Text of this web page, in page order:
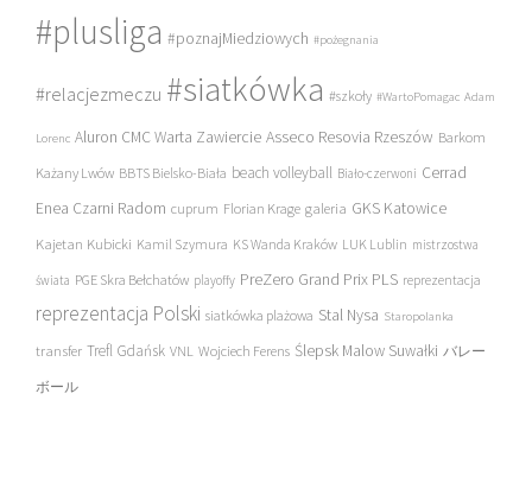
#plusliga #poznajMiedziowych #pożegnania
#relacjezmeczu #siatkówka #szkoły #WartoPomagac Adam
Lorenc Aluron CMC Warta Zawiercie Asseco Resovia Rzeszów Barkom
Każany Lwów BBTS Bielsko-Biała beach volleyball Biało-czerwoni Cerrad
Enea Czarni Radom cuprum Florian Krage galeria GKS Katowice
Kajetan Kubicki Kamil Szymura KS Wanda Kraków LUK Lublin mistrzostwa
świata PGE Skra Bełchatów playoffy PreZero Grand Prix PLS reprezentacja
reprezentacja Polski siatkówka plażowa Stal Nysa Staropolanka
transfer Trefl Gdańsk VNL Wojciech Ferens Ślepsk Malow Suwałki バレー
ボール